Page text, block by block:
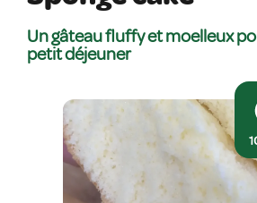
Un gâteau fluffy et moelleux
petit déjeuner